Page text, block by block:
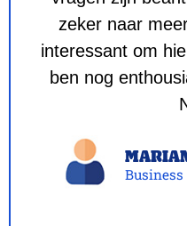
zeker naar
interessant om
ben nog
Business